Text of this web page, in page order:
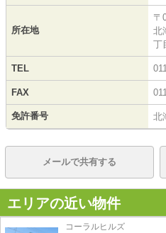
所在地
〒
北
丁
TEL
FAX
免許番号 北
メールで共有する
エリアの近い物件
コーラルヒルズ